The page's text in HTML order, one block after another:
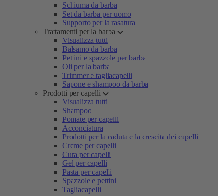
Schiuma da barba
Set da barba per uomo
Supporto per la rasatura
Trattamenti per la barba
Visualizza tutti
Balsamo da barba
Pettini e spazzole per barba
Oli per la barba
Trimmer e tagliacapelli
Sapone e shampoo da barba
Prodotti per capelli
Visualizza tutti
Shampoo
Pomate per capelli
Acconciatura
Prodotti per la caduta e la crescita dei capelli
Creme per capelli
Cura per capelli
Gel per capelli
Pasta per capelli
Spazzole e pettini
Tagliacapelli